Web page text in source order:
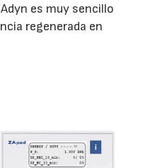
es muy sencillo
regenerada en